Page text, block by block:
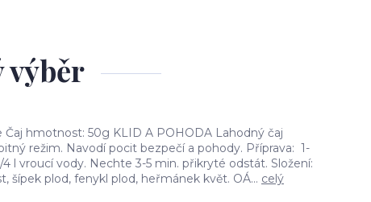
výběr
hmotnost: 50g KLID A POHODA Lahodný čaj
režim. Navodí pocit bezpečí a pohody. Příprava: 1-
l vroucí vody. Nechte 3-5 min. přikryté odstát. Složení:
šípek plod, fenykl plod, heřmánek květ. OÁ... celý